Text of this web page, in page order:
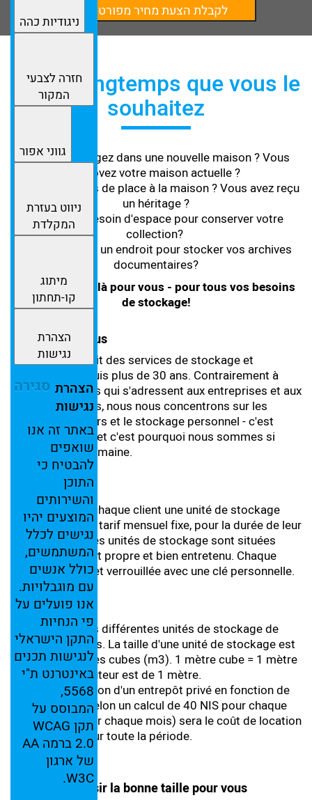
ניגודיות כהה
חזרה לצבעי
המקור
גווני אפור
ניווט בעזרת
המקלדת
מיתוג
קו-תחתון
הצהרת
נגישות
סגירה הצהרת
נגישות
באתר זה אנו
שואפים
להבטיח כי
התוכן
והשירותים
המוצעים יהיו
נגישים לכלל
המשתמשים,
כולל אנשים
עם מוגבלויות.
אנו פועלים על
פי הנחיות
התקן הישראלי
לנגישות תכנים
באינטרנט ת"י
5568,
המבוסס על
תקן WCAG
2.0 ברמה AA
של ארגון
W3C.
לקבלת הצעת מחיר מפורטת
Aussi longtemps que vous le
souhaitez
Vous déménagez dans une nouvelle maison ? Vous
Rénovez votre maison actuelle ?
Vous n'avez plus de place à la maison ? Vous avez reçu
un héritage ?
Vous avez besoin d'espace pour conserver votre
collection?
Vous cherchez un endroit pour stocker vos archives
documentaires?
Nous sommes là pour vous - pour tous vos besoins
de stockage!
A propos de nous
Ichsun Kol fournit des services de stockage et
d'archivage depuis plus de 30 ans. Contrairement à
d'autres sociétés qui s'adressent aux entreprises et aux
grands entrepôts, nous nous concentrons sur les
clients particuliers et le stockage personnel - c'est
notre spécialité, et c'est pourquoi nous sommes si
bons dans ce domaine.
Nos services
Nous offrons à chaque client une unité de stockage
personnelle à un tarif mensuel fixe, pour la durée de leur
besoin. Toutes les unités de stockage sont situées
dans un bâtiment propre et bien entretenu. Chaque
unité est privée et verrouillée avec une clé personnelle.
Tarification
Nous proposons différentes unités de stockage de
différentes tailles. La taille d'une unité de stockage est
évaluée en mètres cubes (m3). 1 mètre cube = 1 mètre
carré dont la hauteur est de 1 mètre.
Le coût de location d'un entrepôt privé en fonction de
sa taille, donc, selon un calcul de 40 NIS pour chaque
mètre cube (pour chaque mois) sera le coût de location
de l'entrepôt pour toute la période.
Comment choisir la bonne taille pour vous